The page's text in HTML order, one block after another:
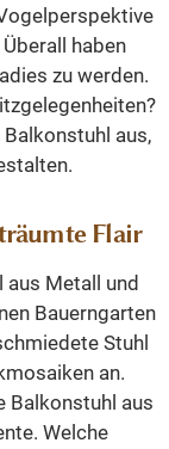
haben
zu werden.
aus,
Flair
Metall und
Bauerngarten
Stuhl
an.
Balkonstuhl aus
Welche